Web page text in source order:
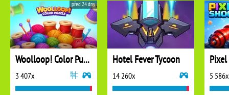
Woolloop! Color Puzzle
3 407x
před 24 dny
Hotel Fever Tycoon
14 260x 5 586x